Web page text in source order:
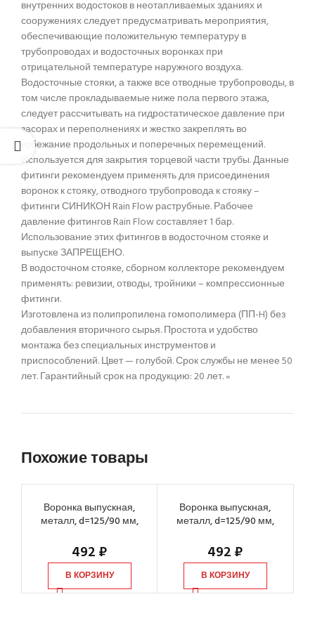
внутренних водостоков в неотапливаемых зданиях и
сооружениях следует предусматривать мероприятия,
обеспечивающие положительную температуру в
трубопроводах и водосточных воронках при
отрицательной температуре наружного воздуха.
Водосточные стояки, а также все отводные трубопроводы, в
том числе прокладываемые ниже пола первого этажа,
следует рассчитывать на гидростатическое давление при
засорах и переполнениях и жестко закреплять во
избежание продольных и поперечных перемещений.
Используется для закрытия торцевой части трубы. Данные
фитинги рекомендуем применять для присоединения
воронок к стояку, отводного трубопровода к стояку –
фитинги СИНИКОН Rain Flow раструбные. Рабочее
давление фитингов Rain Flow составляет 1 бар.
Использование этих фитингов в водосточном стояке и
выпуске ЗАПРЕЩЕНО.
В водосточном стояке, сборном коллекторе рекомендуем
применять: ревизии, отводы, тройники – компрессионные
фитинги.
Изготовлена из полипропилена гомополимера (ПП-H) без
добавления вторичного сырья. Простота и удобство
монтажа без специальных инструментов и
приспособлений. Цвет — голубой. Срок службы не менее 50
лет. Гарантийный срок на продукцию: 20 лет. «
Похожие товары
Воронка выпускная,
металл, d=125/90 мм,
492₽
В КОРЗИНУ
Воронка выпускная,
металл, d=125/90 мм,
492₽
В КОРЗИНУ